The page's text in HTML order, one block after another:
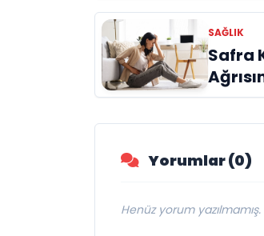
SAĞLIK
Safra
Yorumlar (0)
Henüz yorum